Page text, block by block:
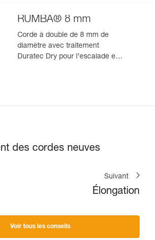
RUMBA® 8 mm
Corde à double de 8 mm de
diamètre avec traitement
Duratec Dry pour l’escalade en
des cordes neuves
Suivant
Élongation
Voir tous les conseils